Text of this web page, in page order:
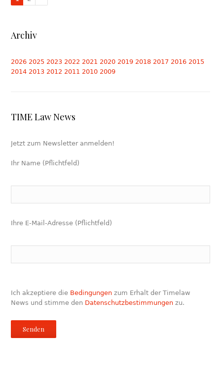
Archiv
2026 2025 2023 2022 2021 2020 2019 2018 2017 2016 2015
2014 2013 2012 2011 2010 2009
TIME Law News
Jetzt zum Newsletter anmelden!
Ihr Name (Pflichtfeld)
Ihre E-Mail-Adresse (Pflichtfeld)
Ich akzeptiere die Bedingungen zum Erhalt der Timelaw
News und stimme den Datenschutzbestimmungen zu.